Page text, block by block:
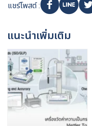
แชร์โพสต์ :
แนะนำเพิ่มเติม